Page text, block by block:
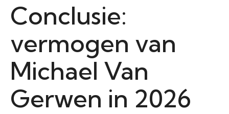
Conclusie:
vermogen van
Michael Van
Gerwen in 2026